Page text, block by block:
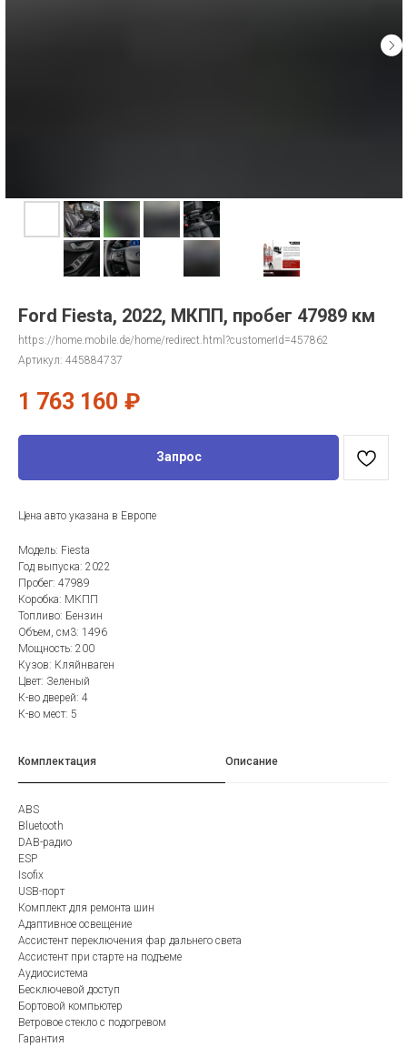
Ford Fiesta, 2022, МКПП, пробег 47989 км
https://home.mobile.de/home/redirect.html?customerId=457862
Артикул: 445884737
1 763 160 ₽
Запрос
Цена авто указана в Европе
Модель: Fiesta
Год выпуска: 2022
Пробег: 47989
Коробка: МКПП
Топливо: Бензин
Объем, см3: 1496
Мощность: 200
Кузов: Кляйнваген
Цвет: Зеленый
К-во дверей: 4
К-во мест: 5
Комплектация Описание
ABS
Bluetooth
DAB-радио
ESP
Isofix
USB-порт
Комплект для ремонта шин
Адаптивное освещение
Ассистент переключения фар дальнего света
Ассистент при старте на подъеме
Аудиосистема
Бесключевой доступ
Бортовой компьютер
Ветровое стекло с подогревом
Гарантия